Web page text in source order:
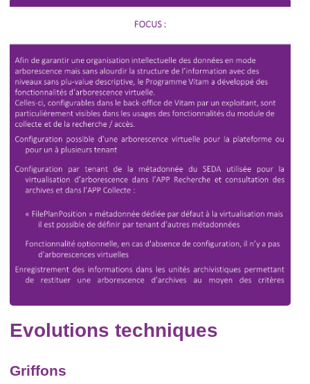
Evolutions techniques
Griffons